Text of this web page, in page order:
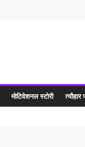
मोटिवेशनल स्टोरी त्यौहार